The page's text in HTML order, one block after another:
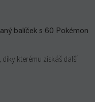
balíček s 60 Pokémon
kterému získáš další